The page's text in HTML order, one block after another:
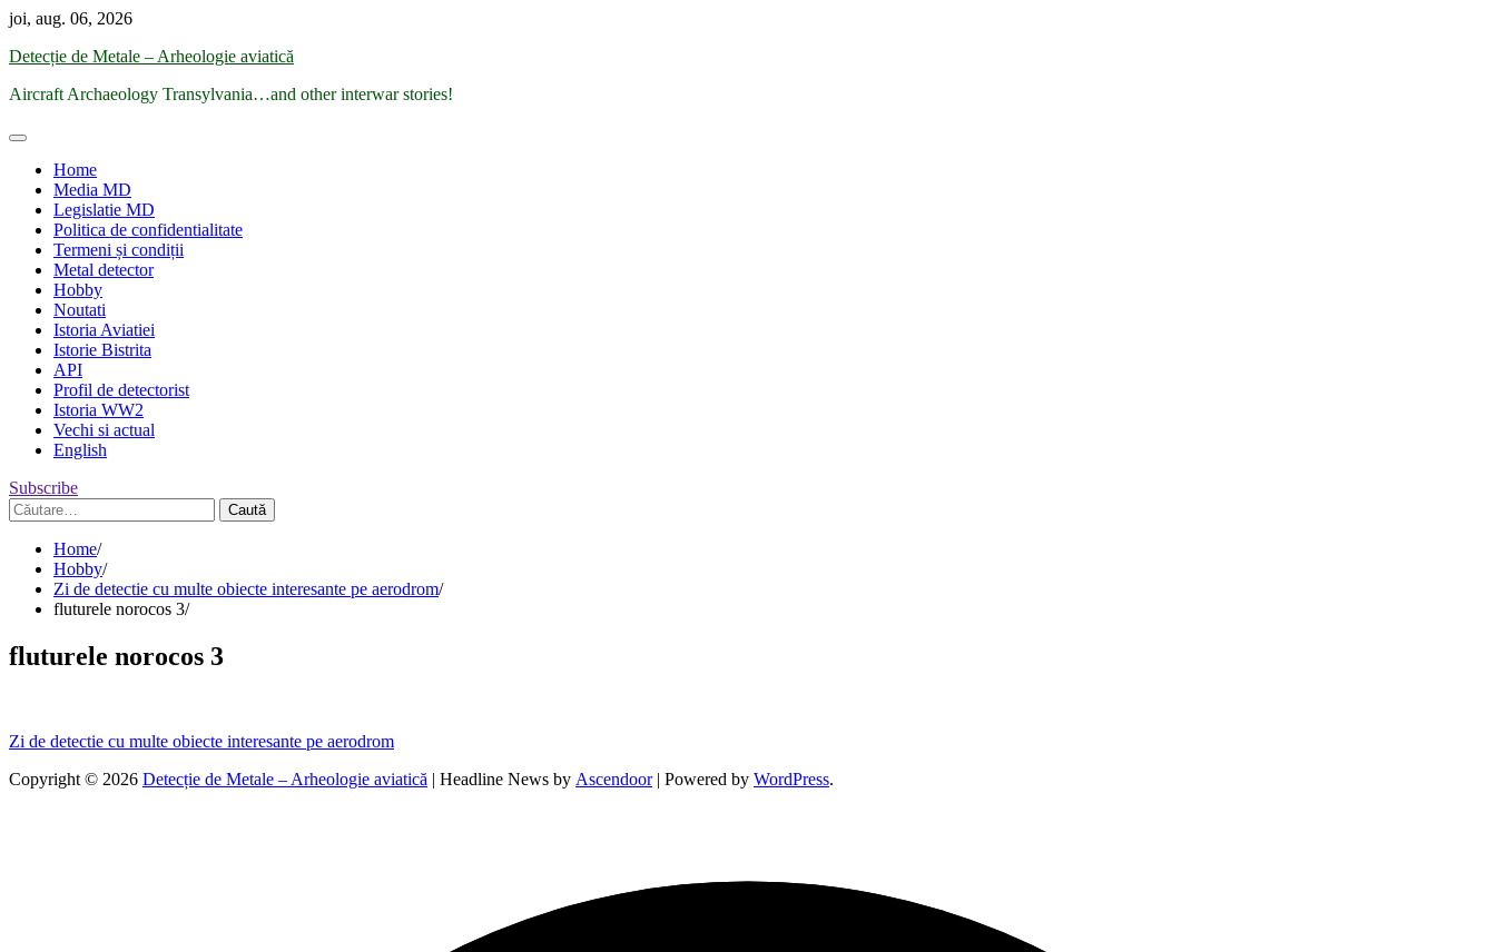
Skip
content
joi, aug. 06, 2026
Detecție de Metale – Arheologie aviatică
Aircraft Archaeology Transylvania…and other interwar stories!
Home
Media MD
Legislatie MD
Politica de confidentialitate
Termeni și condiții
Metal detector
Hobby
Noutati
Istoria Aviatiei
Istorie Bistrita
API
Profil de detectorist
Istoria WW2
Vechi si actual
English
Subscribe
Caută
după:
Home
Hobby
Zi de detectie cu multe obiecte interesante pe aerodrom
fluturele norocos 3
fluturele norocos 3
Navigare
în
Zi de detectie cu multe obiecte interesante pe aerodrom
Copyright © 2026 Detecție de Metale – Arheologie aviatică | Headline News by Ascendoor| Powered by WordPress.